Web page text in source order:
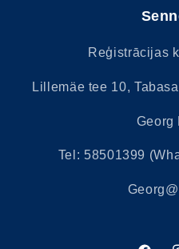
Reģistrācijas
Lillemäe tee 10,
Georg
Tel: 58501399